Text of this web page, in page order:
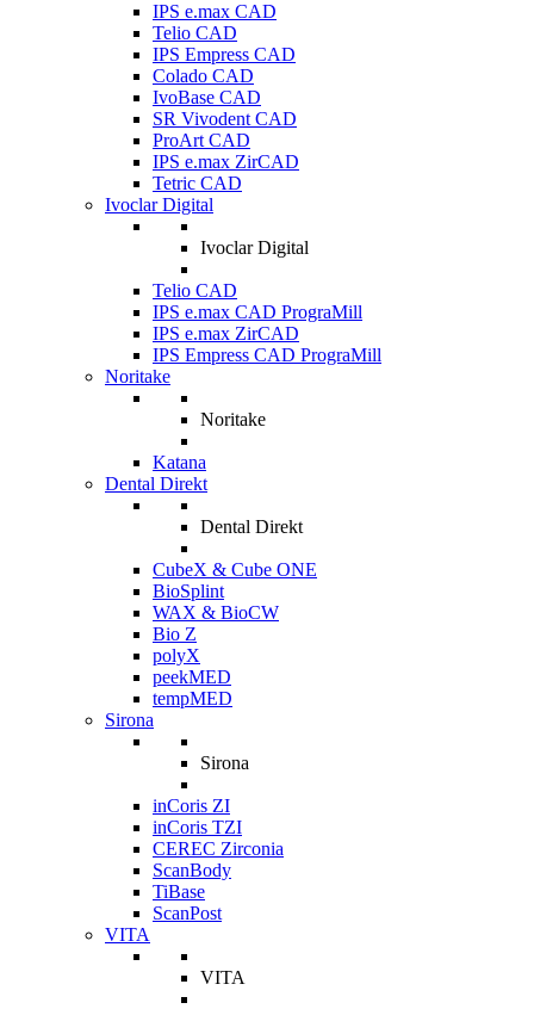
IPS e.max CAD
Telio CAD
IPS Empress CAD
Colado CAD
IvoBase CAD
SR Vivodent CAD
ProArt CAD
IPS e.max ZirCAD
Tetric CAD
Ivoclar Digital
Ivoclar Digital
Telio CAD
IPS e.max CAD PrograMill
IPS e.max ZirCAD
IPS Empress CAD PrograMill
Noritake
Noritake
Katana
Dental Direkt
Dental Direkt
CubeX & Cube ONE
BioSplint
WAX & BioCW
Bio Z
polyX
peekMED
tempMED
Sirona
Sirona
inCoris ZI
inCoris TZI
CEREC Zirconia
ScanBody
TiBase
ScanPost
VITA
VITA